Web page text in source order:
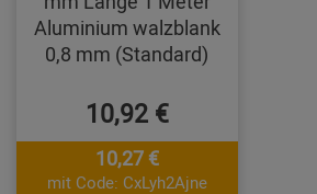
Aluminium walzblank
0,8 mm (Standard)
10,92 €
10,27 €
mit Code: CxLyh2Ajne